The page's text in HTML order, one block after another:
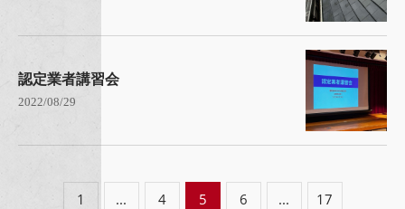
認定業者講習会
2022/08/29
1 ... 4 5 6 ... 17